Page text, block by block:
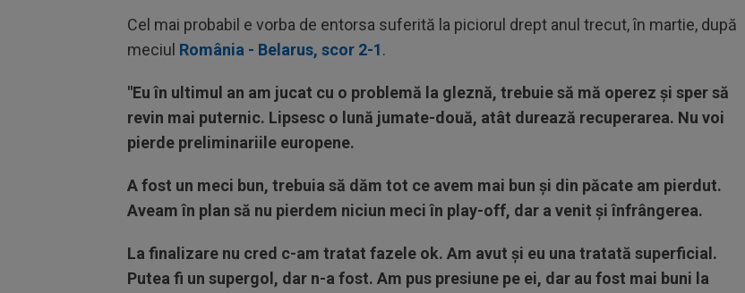
Cel mai probabil e vorba de entorsa suferită la piciorul drept anul trecut, în martie, după
meciul România - Belarus, scor 2-1.
"Eu în ultimul an am jucat cu o problemă la gleznă, trebuie să mă operez și sper să
revin mai puternic. Lipsesc o lună jumate-două, atât durează recuperarea. Nu voi
pierde preliminariile europene.
A fost un meci bun, trebuia să dăm tot ce avem mai bun și din păcate am pierdut.
Aveam în plan să nu pierdem niciun meci în play-off, dar a venit și înfrângerea.
La finalizare nu cred c-am tratat fazele ok. Am avut și eu una tratată superficial.
Putea fi un supergol, dar n-a fost. Am pus presiune pe ei, dar au fost mai buni la